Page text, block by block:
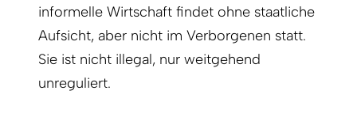
informelle Wirtschaft findet ohne staatliche
Aufsicht, aber nicht im Verborgenen statt.
Sie ist nicht illegal, nur weitgehend
unreguliert.